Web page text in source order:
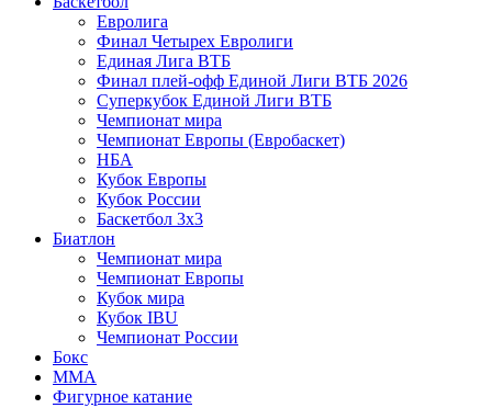
Евролига
Финал Четырех Евролиги
Единая Лига ВТБ
Финал плей-офф Единой Лиги ВТБ 2026
Суперкубок Единой Лиги ВТБ
Чемпионат мира
Чемпионат Европы (Евробаскет)
НБА
Кубок Европы
Кубок России
Баскетбол 3х3
Биатлон
Чемпионат мира
Чемпионат Европы
Кубок мира
Кубок IBU
Чемпионат России
Бокс
MMA
Фигурное катание